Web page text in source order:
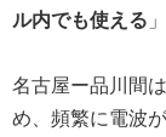
ル内でも使える
名古屋ー品川間
め、頻繁に電波